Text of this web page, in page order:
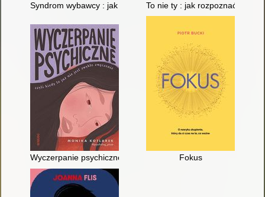
Syndrom wybawcy : jak uwolnić się od potrzeby ratowania
To nie ty : jak rozpoznać
Wyczerpanie psychiczne czyli Kiedy to już nie jest zwykłe
Fokus